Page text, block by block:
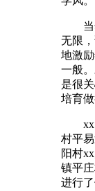
当然
无限
地激
一般
是很
培育做
xx区
村平
阳村
镇平
进行